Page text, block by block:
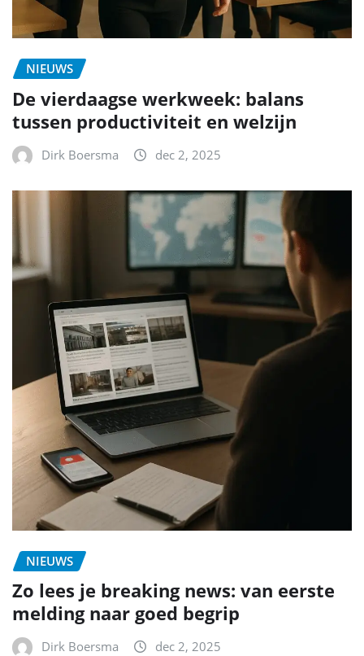
NIEUWS
De vierdaagse werkweek: balans
tussen productiviteit en welzijn
Dirk Boersma dec 2, 2025
NIEUWS
Zo lees je breaking news: van eerste
melding naar goed begrip
Dirk Boersma dec 2, 2025